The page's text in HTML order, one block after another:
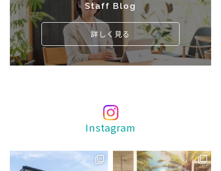
Staff Blog
詳しく見る
Instagram